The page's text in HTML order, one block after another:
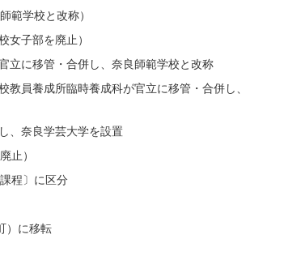
範学校と改称）
女子部を廃止）
立に移管・合併し、奈良師範学校と改称
員養成所臨時養成科が官立に移管・合併し、
、奈良学芸大学を設置
止）
程〕に区分
）に移転